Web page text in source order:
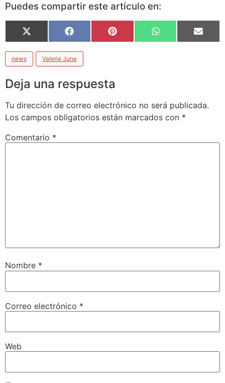
Puedes compartir este artículo en:
X
(Twitter)
Facebook Pinterest WhatsApp Email
news Valerie June
Deja una respuesta
Tu dirección de correo electrónico no será publicada.
Los campos obligatorios están marcados con *
Comentario *
Nombre *
Correo electrónico *
Web